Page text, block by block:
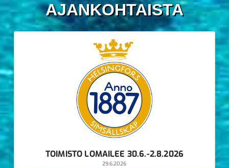
AJANKOHTAISTA
TOIMISTO LOMAILEE 30.6.-2.8.2026
29.6.2026